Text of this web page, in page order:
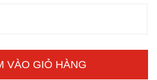
VÀO GIỎ HÀNG